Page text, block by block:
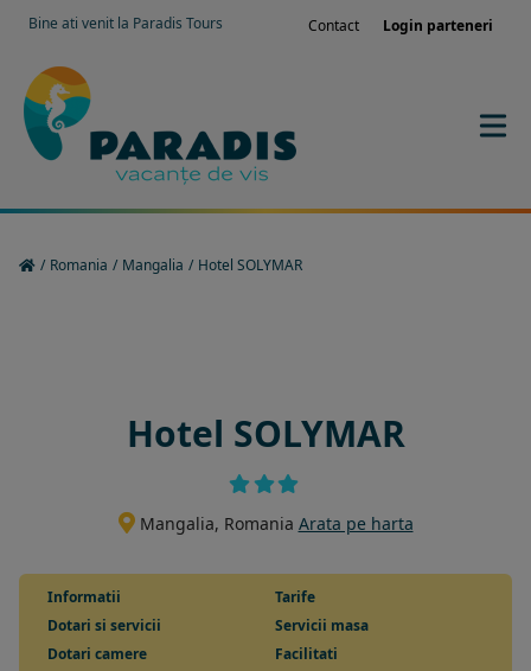
Bine ati venit la Paradis Tours Contact Login parteneri
/ Romania / Mangalia / Hotel SOLYMAR
Hotel SOLYMAR
Mangalia, Romania Arata pe harta
Informatii
Tarife
Dotari si servicii
Servicii masa
Dotari camere
Facilitati